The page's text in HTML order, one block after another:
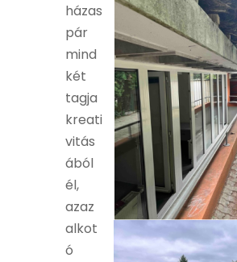
házas
pár
mind
két
tagja
kreati
vitás
ából
él,
azaz
alkot
ó